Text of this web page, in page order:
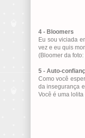
4 - Bloomers
Eu sou viciada
vez e eu quis
(Bloomer da foto:
5 - Auto-
Como você
da insegurança
Você é uma